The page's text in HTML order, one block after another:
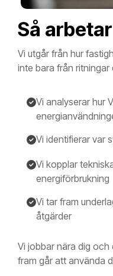
Så
Vi utgår från hur
inte bara från
Vi analyserar hur
Vi identifierar var
Vi kopplar
energiförbrukning
Vi tar fram
åtgärder
Vi jobbar nära dig
fram går att använda